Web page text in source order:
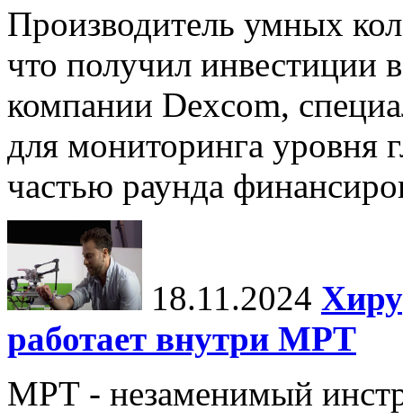
Производитель умных
что получил инвестиции
компании Dexcom,
для мониторинга уровня
частью раунда
18.11.2024
работает внутри МРТ
МРТ - незаменимый